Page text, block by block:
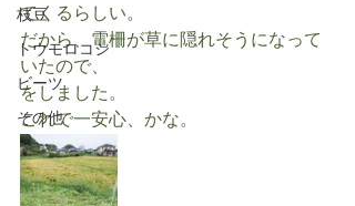
枝豆
トウモロコシ
ビーツ
その他
てくるらしい。
だから、電柵が草に隠れそうになって
いたので、
をしました。
これで一安心、かな。